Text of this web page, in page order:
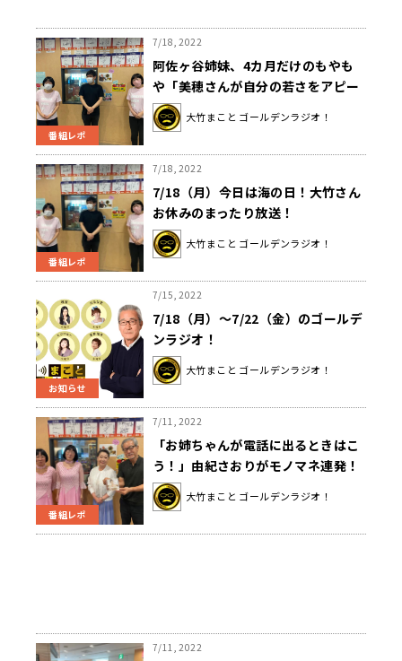
番組レポ
7/18, 2022
阿佐ヶ谷姉妹、4カ月だけのもやも
や「美穂さんが自分の若さをアピー
ルしてくる」
大竹まこと ゴールデンラジオ！
番組レポ
7/18, 2022
7/18（月）今日は海の日！大竹さん
お休みのまったり放送！
大竹まこと ゴールデンラジオ！
お知らせ
7/15, 2022
7/18（月）～7/22（金）のゴールデ
ンラジオ！
大竹まこと ゴールデンラジオ！
番組レポ
7/11, 2022
「お姉ちゃんが電話に出るときはこ
う！」由紀さおりがモノマネ連発！
大竹・阿佐ヶ谷も大笑い
大竹まこと ゴールデンラジオ！
7/11, 2022